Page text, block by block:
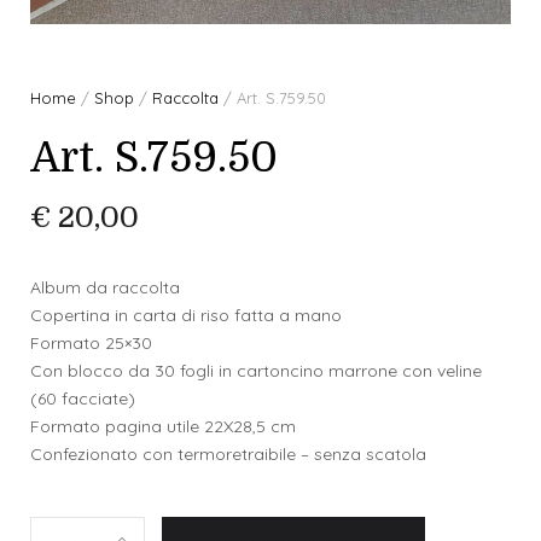
Home / Shop / Raccolta / Art. S.759.50
Art. S.759.50
€ 20,00
Album da raccolta
Copertina in carta di riso fatta a mano
Formato 25×30
Con blocco da 30 fogli in cartoncino marrone con veline
(60 facciate)
Formato pagina utile 22X28,5 cm
Confezionato con termoretraibile – senza scatola